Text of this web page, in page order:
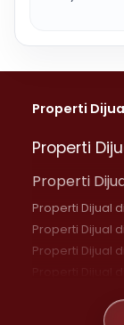
Properti
Properti
Properti
Properti Dijual
Properti Dijual
Properti Dijual
Properti Dijual